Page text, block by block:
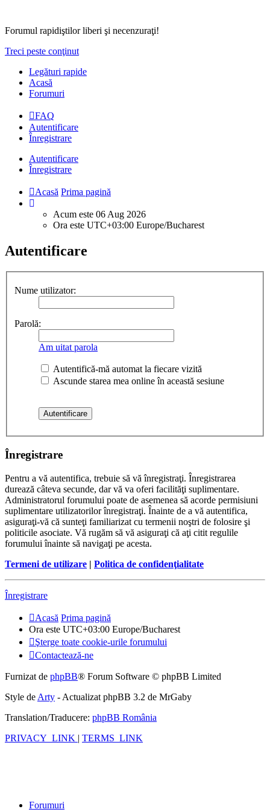
Forumul rapidiştilor liberi şi necenzuraţi!
Treci peste conţinut
Legături rapide
Acasă
Forumuri
FAQ
Autentificare
Înregistrare
Autentificare
Înregistrare
Acasă Prima pagină
Acum este 06 Aug 2026
Ora este UTC+03:00 Europe/Bucharest
Autentificare
Nume utilizator:
Parolă:
Am uitat parola
Autentifică-mă automat la fiecare vizită
Ascunde starea mea online în această sesiune
Înregistrare
Pentru a vă autentifica, trebuie să vă înregistraţi. Înregistrarea
durează câteva secunde, dar vă va oferi facilităţi suplimentare.
Administratorul forumului poate de asemenea să acorde permisiuni
suplimentare utilizatorilor înregistraţi. Înainte de a vă autentifica,
asiguraţi-vă că sunteţi familiarizat cu termenii noştri de folosire şi
politicile asociate. Vă rugăm să vă asiguraţi că aţi citit regulile
forumului înainte să navigaţi pe acesta.
Termeni de utilizare | Politica de confidenţialitate
Înregistrare
Acasă Prima pagină
Ora este UTC+03:00 Europe/Bucharest
Şterge toate cookie-urile forumului
Contactează-ne
Furnizat de phpBB® Forum Software © phpBB Limited
Style de Arty - Actualizat phpBB 3.2 de MrGaby
Translation/Traducere: phpBB România
PRIVACY_LINK | TERMS_LINK
Forumuri